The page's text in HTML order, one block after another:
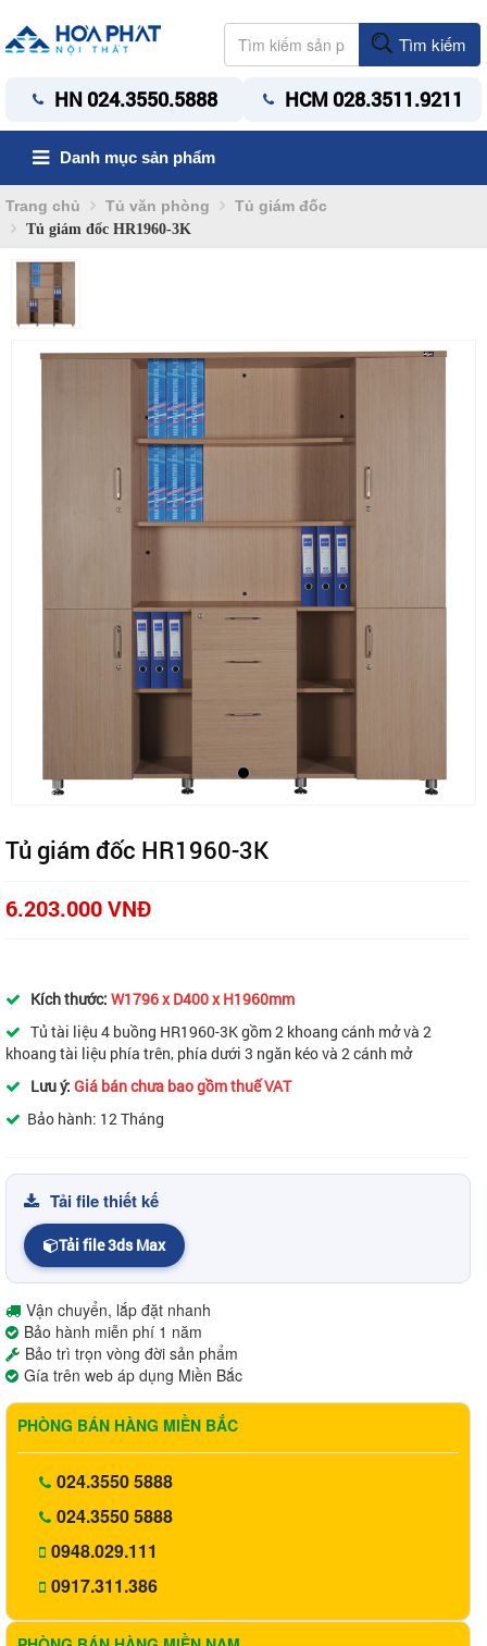
Tìm kiếm
HN 024.3550.5888 HCM 028.3511.9211
Danh mục sản phẩm
Trang chủ Tủ văn phòng Tủ giám đốc
Tủ giám đốc HR1960-3K
Tủ giám đốc HR1960-3K
6.203.000 VNĐ
Kích thước: W1796 x D400 x H1960mm
Tủ tài liệu 4 buồng HR1960-3K gồm 2 khoang cánh mở và 2
khoang tài liệu phía trên, phía dưới 3 ngăn kéo và 2 cánh mở
Lưu ý: Giá bán chưa bao gồm thuế VAT
Bảo hành: 12 Tháng
Tải file thiết kế
Tải file 3ds Max
Vận chuyển, lắp đặt nhanh
Bảo hành miễn phí 1 năm
Bảo trì trọn vòng đời sản phẩm
Gía trên web áp dụng Miền Bắc
PHÒNG BÁN HÀNG MIỀN BẮC
024.3550 5888
024.3550 5888
0948.029.111
0917.311.386